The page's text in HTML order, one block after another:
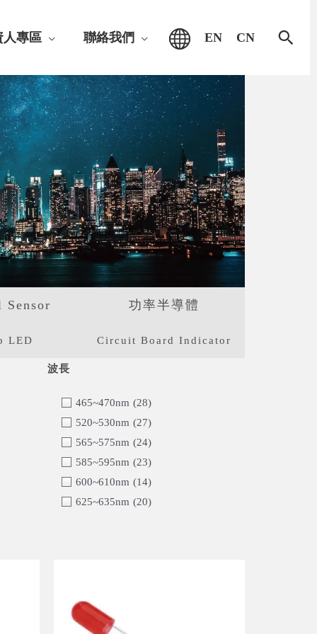
人專區 聯絡我們 EN CN
搜
Sensor 功率半導體
LED Circuit Board Indicator
465~470nm (28)
520~530nm (27)
565~575nm (24)
585~595nm (23)
600~610nm (14)
625~635nm (20)